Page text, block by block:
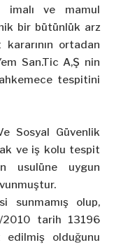
imalı ve mamul
bir bütünlük arz
ortadan
San.Tic A,Ş nin
tespitini
Sosyal Güvenlik
ve iş kolu tespit
usulüne uygun
sunmamış olup,
tarih 13196
edilmiş olduğunu